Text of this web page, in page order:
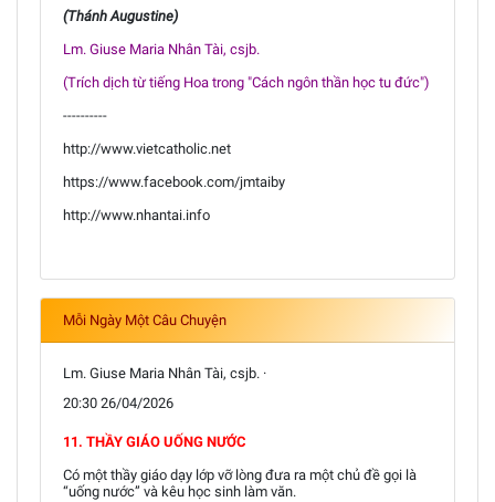
(Thánh Augustine)
Lm. Giuse Maria Nhân Tài, csjb.
(Trích dịch từ tiếng Hoa trong "Cách ngôn thần học tu đức")
----------
http://www.vietcatholic.net
https://www.facebook.com/jmtaiby
http://www.nhantai.info
Mỗi Ngày Một Câu Chuyện
Lm. Giuse Maria Nhân Tài, csjb. ·
20:30 26/04/2026
11. THẦY GIÁO UỐNG NƯỚC
Có một thầy giáo dạy lớp vỡ lòng đưa ra một chủ đề gọi là
“uống nước” và kêu học sinh làm văn.